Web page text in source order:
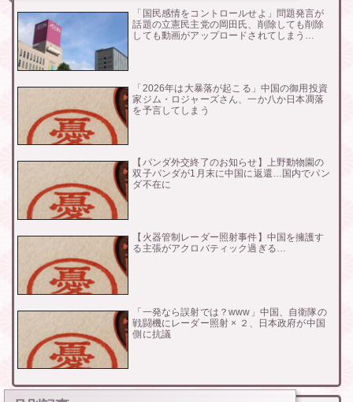
「国民感情をコントロールせよ」問題発言が
話題の立憲民主党の岡田氏、削除しても削除
しても動画がアップロードされてしまう…
「2026年は大暴落が起こる」中国の御用投資
家ジム・ロジャーズさん、一か八か日本凋落
を予言してしまう
【パンダ外交終了のお知らせ】上野動物園の
双子パンダが1月末に中国に返還…国内でパン
ダ不在に
【火器管制レーダー照射事件】中国を擁護す
る主張がアクロバティック過ぎる…
「一発なら誤射では？www」中国、自衛隊の
戦闘機にレーダー照射 × ２、日本政府が中国
側に抗議